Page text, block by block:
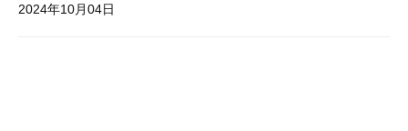
2024年10月04日